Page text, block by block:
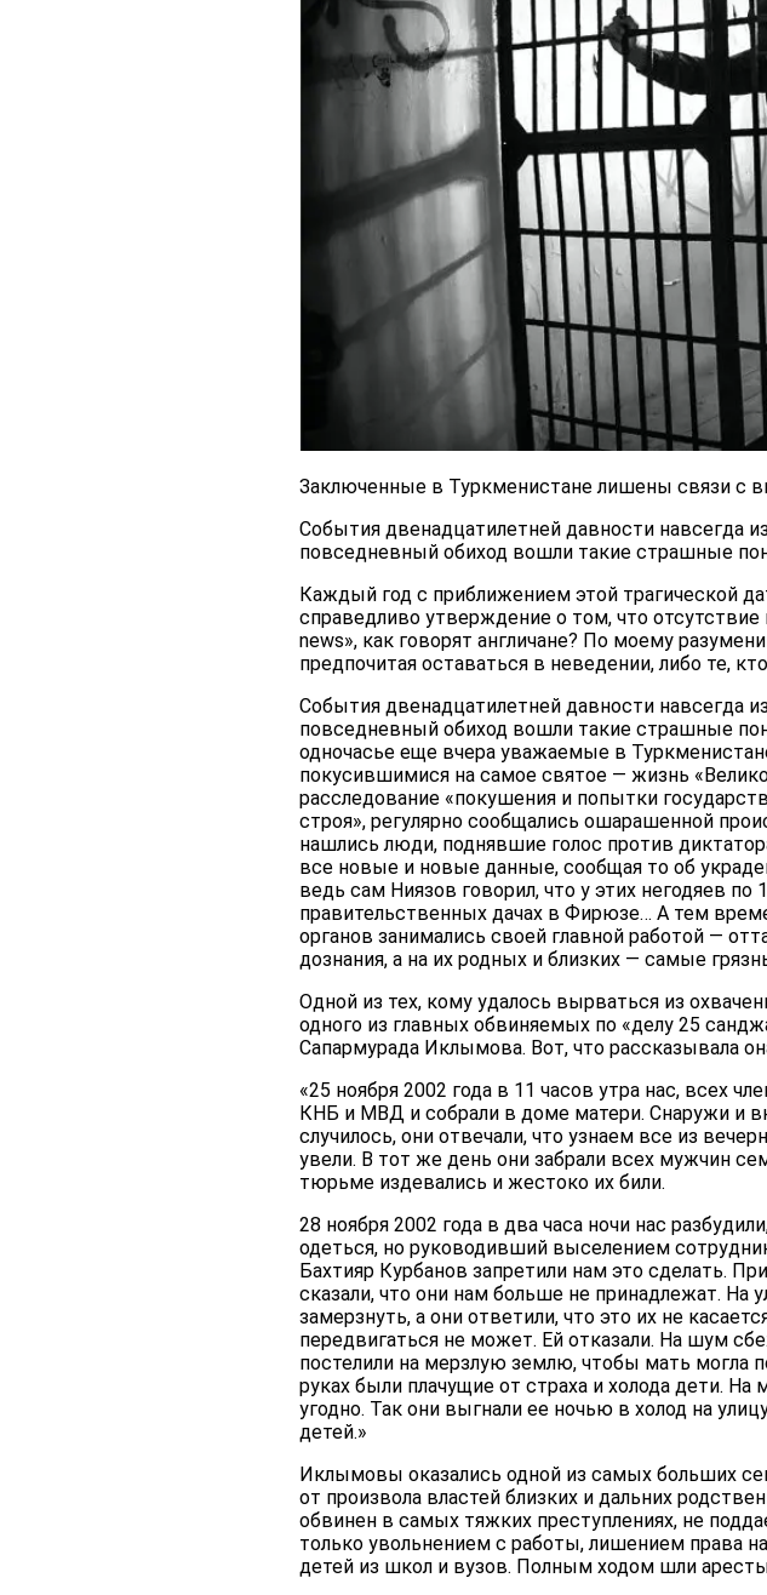
Заключенные в Туркменистане лишены связи с
События двенадцатилетней давности навсегда
повседневный обиход вошли такие страшные
Каждый год с приближением этой трагической
справедливо утверждение о том, что
news», как говорят англичане? По моему
предпочитая оставаться в неведении, либо те,
События двенадцатилетней давности навсегда
повседневный обиход вошли такие страшные
одночасье еще вчера уважаемые в
покусившимися на самое святое — жизнь
расследование «покушения и попытки
строя», регулярно сообщались ошарашенной
нашлись люди, поднявшие голос против
все новые и новые данные, сообщая то об
ведь сам Ниязов говорил, что у этих негодяев
правительственных дачах в Фирюзе… А тем
органов занимались своей главной работой —
дознания, а на их родных и близких — самые
Одной из тех, кому удалось вырваться из
одного из главных обвиняемых по «делу 25
Сапармурада Иклымова. Вот, что рассказывала
«25 ноября 2002 года в 11 часов утра нас, всех
КНБ и МВД и собрали в доме матери. Снаружи и
случилось, они отвечали, что узнаем все из
увели. В тот же день они забрали всех мужчин
тюрьме издевались и жестоко их били.
28 ноября 2002 года в два часа ночи нас
одеться, но руководивший выселением
Бахтияр Курбанов запретили нам это сделать.
сказали, что они нам больше не принадлежат. На
замерзнуть, а они ответили, что это их не
передвигаться не может. Ей отказали. На шум
постелили на мерзлую землю, чтобы мать могла
руках были плачущие от страха и холода дети.
угодно. Так они выгнали ее ночью в холод на
детей.»
Иклымовы оказались одной из самых больших
от произвола властей близких и дальних
обвинен в самых тяжких преступлениях, не
только увольнением с работы, лишением права
детей из школ и вузов. Полным ходом шли